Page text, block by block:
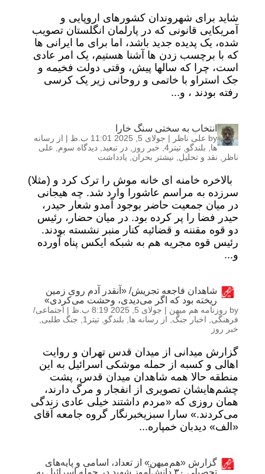
شاید برای شهروندان کشورهای اروپایی و
آمریکایی قانونی که در پارلمان انگلستان تصویب
شده، یک پدیده جدید باشد، اما برای ما ایرانی ها
که با برچسب زدن ها آشنا هستیم، یک امر عادی
است، چرا که سالها پیش، وقتی دولت فخیمه و
جک استراو با خاتمی و روحانی زیر یک کرسی
رفته بودند ، و...
انتخاب به سختی سنگ خارا
by علی ناظر | جولای 5, 2025 11:01 ب.ظ | از رسانه
ها
بلندگو تیتر4 , خبر روز در تبعید دیدگاه سوم
علی
ناظر
نقد و تحلیل نیشتر بحران یادداشت
بالاخره خامنه ای خانه موش را ترک کرد و (مثلا)
سرزده به مراسم عاشورا وارد شد. چه هیجانی
در میان جمعیت حاضر بوجود آمدو شعار حیدر،
حیدر فضا را پر کرده بود. در میان حضار، رئیس
دو قوه مقننه و قضائیه کنار منبر نشسته بودند.
رئیس قوه مجریه هم به شبکه ایکس پناه آورده
و...
شاهدان فاجعه تجریش/ «آنقدر آدم روی زمین
ریخته بود که اگر می‌دیدی، وحشت می‌کردی»
by روزنامه هم میهن | جولای 5, 2025 8:19 ب.ظ | اجتماعی/
فرهنگی
اخبار جنگ از رسانه ها بلندگو تیتر1 جنگ طلبی
خبر روز
گزارش میدانی از میدان قدس تهران و روایت
اهالی و کسبه از حمله موشکی اسرائیل به این
منطقه حالا همه شاهدان میدان قدس، پشت
چشم‌هایشان تصویری از انفجار و مرگ دارند،
همان روزی که «مردم داشتند خیلی عادی زندگی
می‌کردند.» سارا سبزیخبرنگار گروه جامعه آقای
«الف» دیدبان خمپاره...
گزارش «هم‌میهن» از تعداد، اسامی و پایه‌های
تحصیلی ۳۰ دانش‌آموز شهید در حمله اسرائیل به